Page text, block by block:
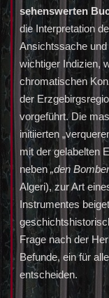
sehenswerten
die Interpretation
Ansichtssache
wichtiger Indizien,
chromatischen
der
vorgeführt. Die
initiierten
mit der gelabelten
neben„den
Algeri), zur Art
Instrumentes
Frage nach der
Befunde, ein für
entscheiden.